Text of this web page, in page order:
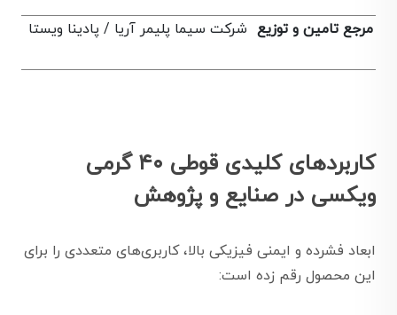
مرجع تامین و توزیع شرکت سیما پلیمر آریا / پادینا ویستا
کاربردهای کلیدی قوطی ۴۰ گرمی
ویکسی در صنایع و پژوهش
ابعاد فشرده و ایمنی فیزیکی بالا، کاربری‌های متعددی را برای
این محصول رقم زده است: